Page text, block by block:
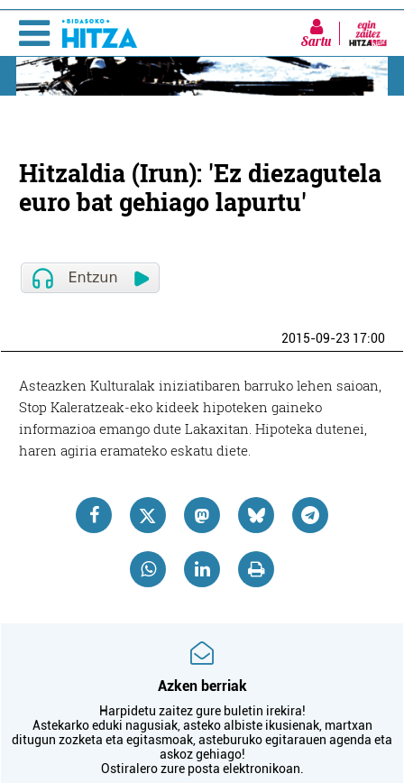
Sartu
Hitzaldia (Irun): 'Ez diezagutela
euro bat gehiago lapurtu'
2015-09-23 17:00
Asteazken Kulturalak iniziatibaren barruko lehen saioan,
Stop Kaleratzeak-eko kideek hipoteken gaineko
informazioa emango dute Lakaxitan. Hipoteka dutenei,
haren agiria eramateko eskatu diete.
Azken berriak
Harpidetu zaitez gure buletin irekira!
Astekarko eduki nagusiak, asteko albiste ikusienak, martxan
ditugun zozketa eta egitasmoak, asteburuko egitarauen agenda eta
askoz gehiago!
Ostiralero zure posta elektronikoan.